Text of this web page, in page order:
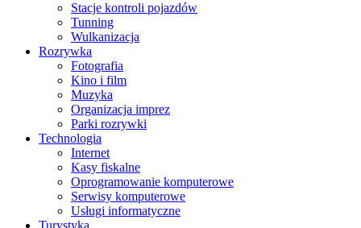
Stacje kontroli pojazdów
Tunning
Wulkanizacja
Rozrywka
Fotografia
Kino i film
Muzyka
Organizacja imprez
Parki rozrywki
Technologia
Internet
Kasy fiskalne
Oprogramowanie komputerowe
Serwisy komputerowe
Usługi informatyczne
Turystyka